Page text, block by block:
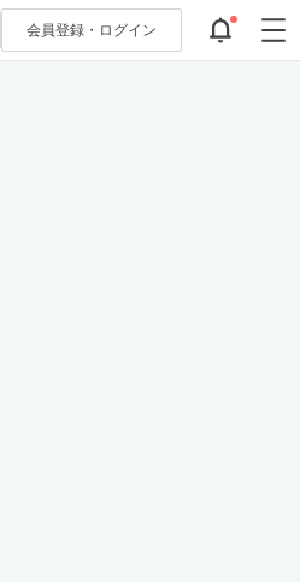
会員登録・ ログイン